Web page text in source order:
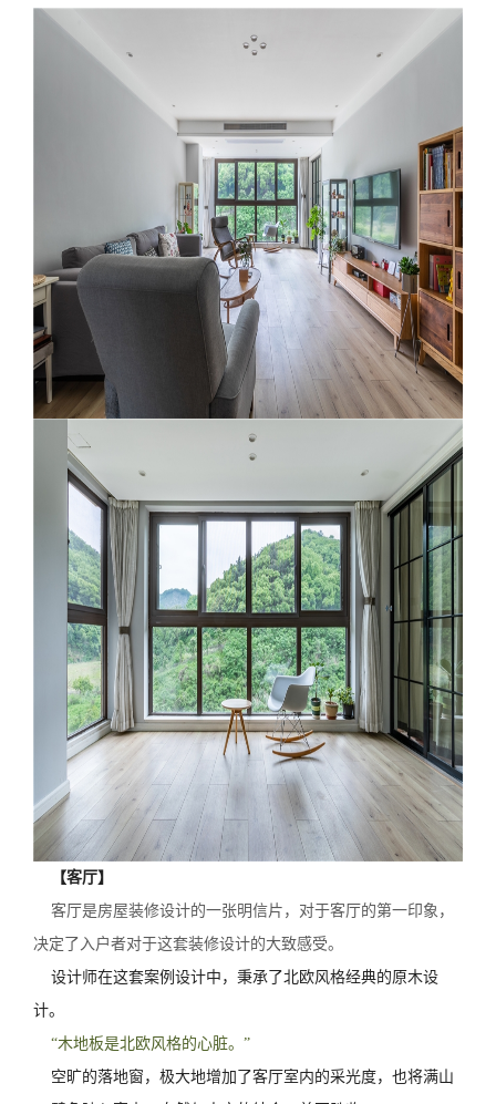
【客厅】
客厅是房屋装修设计的一张明信片，对于客厅的第一印象，
决定了入户者对于这套装修设计的大致感受。
设计师在这套案例设计中，秉承了北欧风格经典的原木设
计。
“木地板是北欧风格的心脏。”
空旷的落地窗，极大地增加了客厅室内的采光度，也将满山